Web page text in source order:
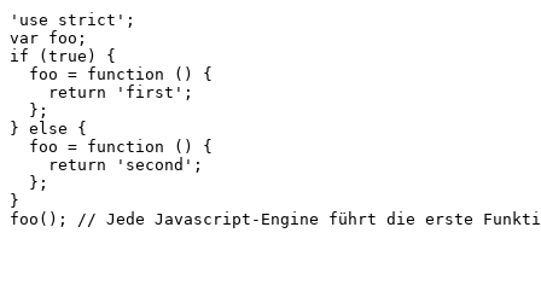
'use strict' ;
var foo ;
if
( true )
{
foo = function ()
{
return
'first' ;
};
} else
{
foo = function ()
{
return
'second' ;
};
}
foo (); // Jede Javascript-Engine führt die erste